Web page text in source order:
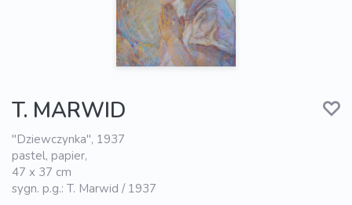
T. MARWID
"Dziewczynka", 1937
pastel, papier,
47 x 37 cm
sygn. p.g.: T. Marwid / 1937